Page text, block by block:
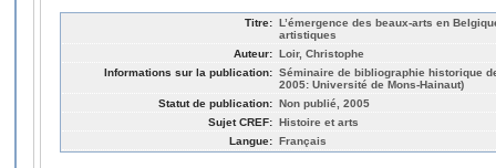
Titre: L’émergence des beaux-arts en
artistiques
Auteur: Loir, Christophe
Informations sur la publication: Séminaire de bibliographie historique
2005: Université de Mons-Hainaut)
Statut de publication: Non publié, 2005
Sujet CREF: Histoire et arts
Langue: Français